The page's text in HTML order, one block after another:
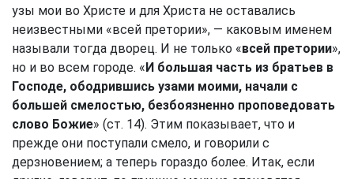
узы мои во Христе и для Христа не оставались
неизвестными «всей претории», — каковым именем
называли тогда дворец. И не только «всей претории»,
но и во всем городе. «И большая часть из братьев в
Господе, ободрившись узами моими, начали с
большей смелостью, безбоязненно проповедовать
слово Божие» (ст. 14). Этим показывает, что и
прежде они поступали смело, и говорили с
дерзновением; а теперь гораздо более. Итак, если